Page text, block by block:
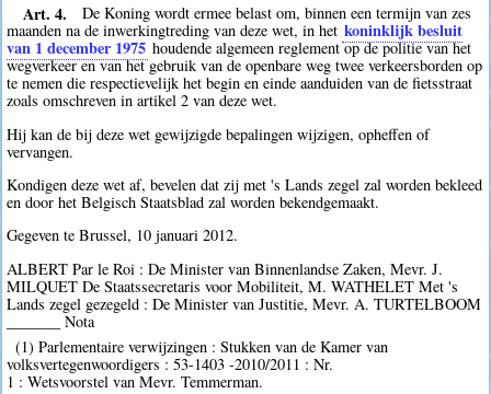
Art. 4.
De Koning wordt ermee belast om, binnen een termijn van zes
maanden na de inwerkingtreding van deze wet, in het koninklijk besluit
van 1 december 1975 houdende algemeen reglement op de politie van het
wegverkeer en van het gebruik van de openbare weg twee verkeersborden op
te nemen die respectievelijk het begin en einde aanduiden van de fietsstraat
zoals omschreven in artikel 2 van deze wet.
Hij kan de bij deze wet gewijzigde bepalingen wijzigen, opheffen of
vervangen.
Kondigen deze wet af, bevelen dat zij met 's Lands zegel zal worden bekleed
en door het Belgisch Staatsblad zal worden bekendgemaakt.
Gegeven te Brussel, 10 januari 2012.
ALBERT Par le Roi : De Minister van Binnenlandse Zaken, Mevr. J.
MILQUET De Staatssecretaris voor Mobiliteit, M. WATHELET Met 's
Lands zegel gezegeld : De Minister van Justitie, Mevr. A. TURTELBOOM
_______ Nota
(1) Parlementaire verwijzingen : Stukken van de Kamer van
volksvertegenwoordigers : 53-1403 -2010/2011 : Nr.
1 : Wetsvoorstel van Mevr. Temmerman.